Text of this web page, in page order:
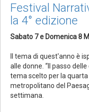
Festival
la 4° edizione
Sabato 7 e Domenica 8
Il tema di quest'anno è
alle donne. “Il passo
tema scelto per la
metropolitano del
settimana.